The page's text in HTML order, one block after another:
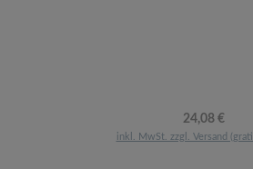
Regulärer
24,08 €
inkl. MwSt. zzgl. Versand